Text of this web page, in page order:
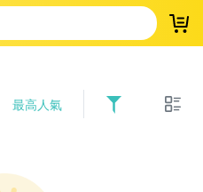
登
最高人氣